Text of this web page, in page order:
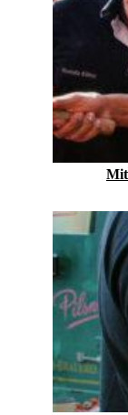
Mit